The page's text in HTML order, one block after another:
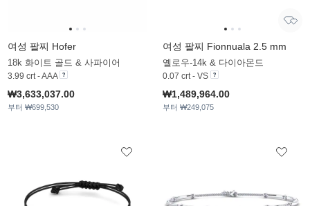
여성 팔찌 Hofer
18k 화이트 골드 & 사파이어
3.99 crt - AAA
₩3,633,037.00
부터 ₩699,530
여성 팔찌 Fionnuala 2.5 mm
옐로우-14k & 다이아몬드
0.07 crt - VS
₩1,489,964.00
부터 ₩249,075